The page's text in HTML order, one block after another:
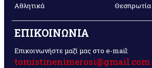
Αθλητικά
Θεσπρωτία
ΕΠΙΚΟΙΝΩΝΙΑ
Επικοινωνήστε μαζί μας στο e-mail:
tomistinenimerosi@gmail.com